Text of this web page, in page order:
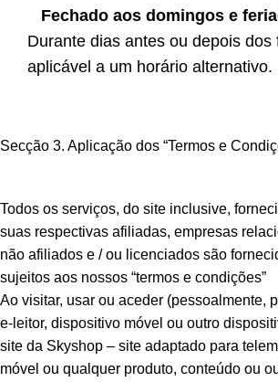
Fechado aos domingos e
Durante dias antes ou depois
aplicável a um horário alternativo.
Secção 3. Aplicação dos “Termos e
Todos os serviços, do site inclusive,
suas respectivas afiliadas, empresas
não afiliados e / ou licenciados são
sujeitos aos nossos “termos e condições”
Ao visitar, usar ou aceder (pessoalmente,
e-leitor, dispositivo móvel ou outro
site da Skyshop – site adaptado para
móvel ou qualquer produto, conteúdo ou